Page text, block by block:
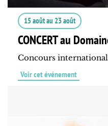
15 aoûtau 23 août
CONCERT au
Concours
Voir cet événement